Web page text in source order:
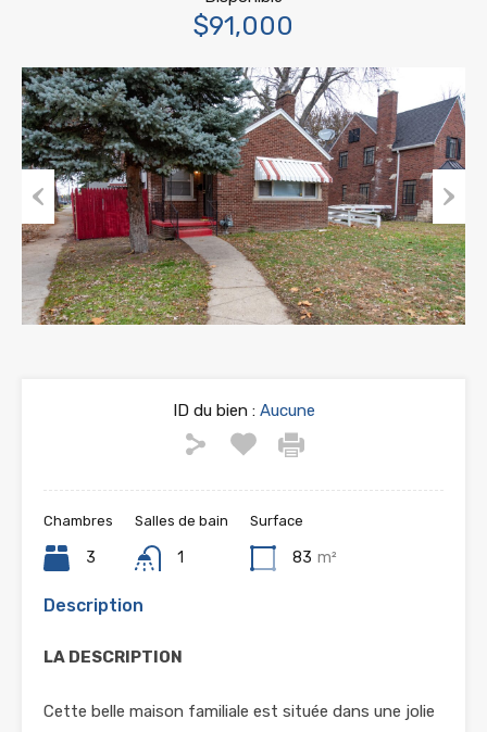
$91,000
Previous Next
ID du bien :Aucune
Chambres
3
Salles de bain
1
Surface
83 m²
Description
LA DESCRIPTION
Cette belle maison familiale est située dans une jolie